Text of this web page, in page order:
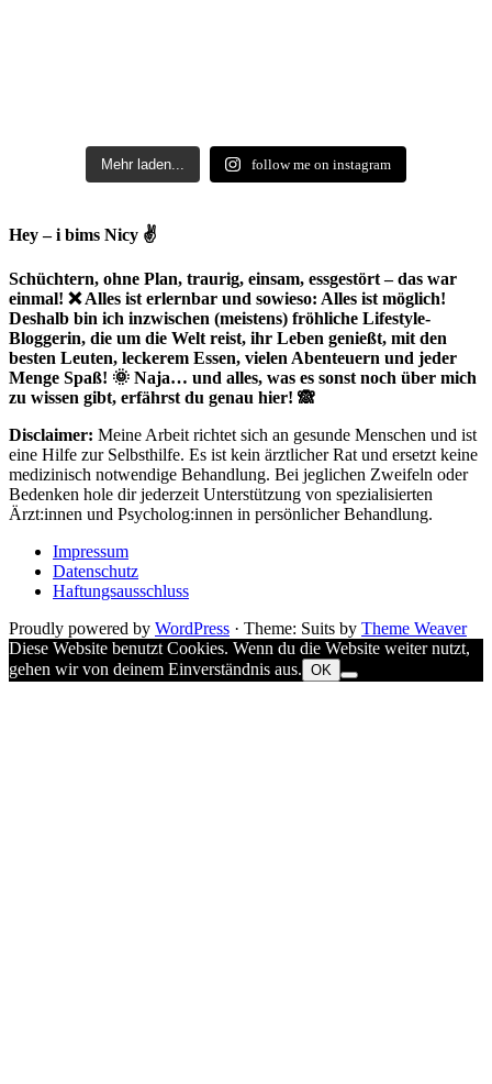
Mehr laden... follow me on instagram
Hey – i bims Nicy ✌
Schüchtern, ohne Plan, traurig, einsam, essgestört – das war
einmal! ❌ Alles ist erlernbar und sowieso: Alles ist möglich!
Deshalb bin ich inzwischen (meistens) fröhliche Lifestyle-
Bloggerin, die um die Welt reist, ihr Leben genießt, mit den
besten Leuten, leckerem Essen, vielen Abenteuern und jeder
Menge Spaß! 🌞 Naja… und alles, was es sonst noch über mich
zu wissen gibt, erfährst du genau hier! 🙈
Disclaimer: Meine Arbeit richtet sich an gesunde Menschen und ist
eine Hilfe zur Selbsthilfe. Es ist kein ärztlicher Rat und ersetzt keine
medizinisch notwendige Behandlung. Bei jeglichen Zweifeln oder
Bedenken hole dir jederzeit Unterstützung von spezialisierten
Ärzt:innen und Psycholog:innen in persönlicher Behandlung.
Impressum
Datenschutz
Haftungsausschluss
Proudly powered by WordPress · Theme: Suits by Theme Weaver
Diese Website benutzt Cookies. Wenn du die Website weiter nutzt,
gehen wir von deinem Einverständnis aus. OK